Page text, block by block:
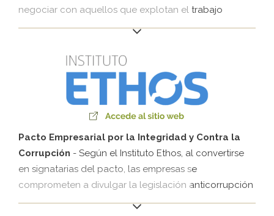
negociar con aquellos que explotan el trabajo
esclavo. Además de restringir económicamente a los
la promoción del trabajo digno, la integración social
de los trabajadores en situación vulnerable y el
combate contra el trabajo forzado. Las empresas
signatarias de la iniciativa participan en el proceso de
monitoreo del Pacto y tienen el compromiso de hacer
públicos los resultados de sus esfuerzos por erradicar
el trabajo esclavo.
Pacto Empresarial por la Integridad y Contra la
Corrupción - Según el Instituto Ethos, al convertirse
en signatarias del pacto, las empresas se
comprometen a divulgar la legislación anticorrupción
brasileña a sus empleados y partes interesadas para